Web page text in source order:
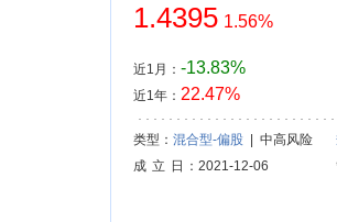
1.4395 1.56%
近1月： -13.83%
近1年： 22.47%
类型： 混合型-偏股| 中高风险
成 立 日
：2021-12-06